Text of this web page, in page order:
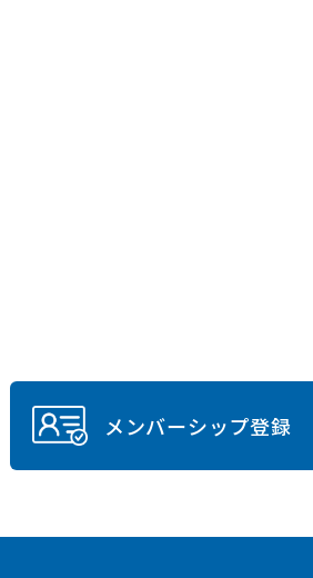
メンバーシップ登録